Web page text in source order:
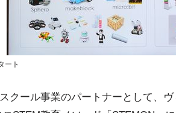
ート
クール事業のパートナーとして、